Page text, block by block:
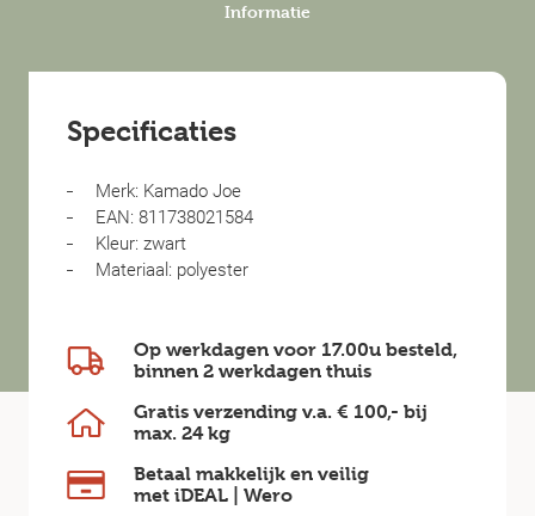
Informatie
Specificaties
Merk: Kamado Joe
EAN: 811738021584
Kleur: zwart
Materiaal: polyester
Op werkdagen voor 17.00u besteld,
binnen 2 werkdagen thuis
Gratis verzending v.a. € 100,- bij
max. 24 kg
Betaal makkelijk en veilig
met iDEAL | Wero